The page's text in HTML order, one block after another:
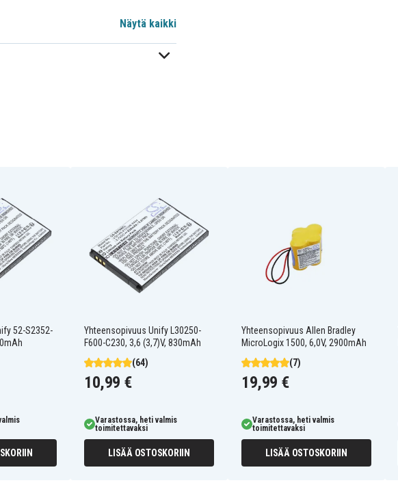
Näytä kaikki
52-S2352-
Yhteensopivuus Unify L30250-
F600-C230, 3,6 (3,7)V, 830mAh
(64)
10,99 €
Varastossa, heti valmis
toimitettavaksi
LISÄÄ OSTOSKORIIN
Yhteensopivuus Allen Bradley
MicroLogix 1500, 6,0V, 2900mAh
(7)
19,99 €
Varastossa, heti valmis
toimitettavaksi
LISÄÄ OSTOSKORIIN